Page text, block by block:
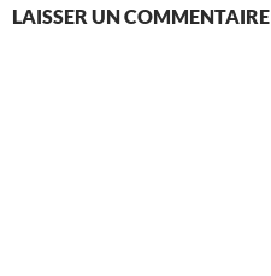
LAISSER UN COMMENTAIRE